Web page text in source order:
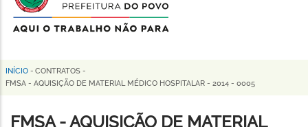
de
Horizonte
Trilha
INÍCIO - CONTRATOS -
FMSA - AQUISIÇÃO DE MATERIAL MÉDICO HOSPITALAR - 2014 - 0005
FMSA - AQUISIÇÃO DE MATERIAL